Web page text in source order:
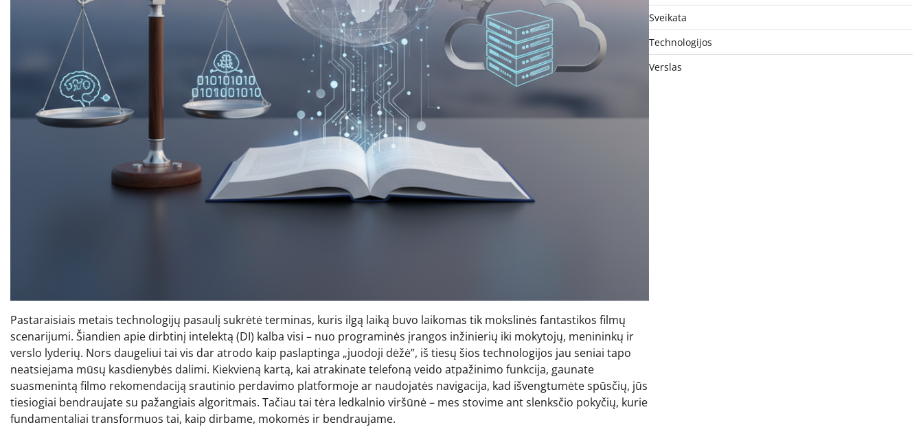
Pastaraisiais metais technologijų pasaulį sukrėtė terminas, kuris ilgą laiką buvo laikomas tik mokslinės fantastikos filmų
scenarijumi. Šiandien apie dirbtinį intelektą (DI) kalba visi – nuo programinės įrangos inžinierių iki mokytojų, menininkų ir
verslo lyderių. Nors daugeliui tai vis dar atrodo kaip paslaptinga „juodoji dėžė”, iš tiesų šios technologijos jau seniai tapo
neatsiejama mūsų kasdienybės dalimi. Kiekvieną kartą, kai atrakinate telefoną veido atpažinimo funkcija, gaunate
suasmenintą filmo rekomendaciją srautinio perdavimo platformoje ar naudojatės navigacija, kad išvengtumėte spūsčių, jūs
tiesiogiai bendraujate su pažangiais algoritmais. Tačiau tai tėra ledkalnio viršūnė – mes stovime ant slenksčio pokyčių, kurie
fundamentaliai transformuos tai, kaip dirbame, mokomės ir bendraujame.
Sveikata
Technologijos
Verslas